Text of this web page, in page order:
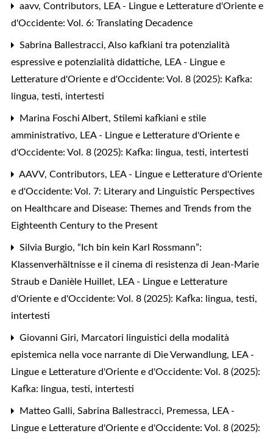
aavv, Contributors, LEA - Lingue e Letterature d'Oriente e
d'Occidente: Vol. 6: Translating Decadence
Sabrina Ballestracci, Also kafkiani tra potenzialità
espressive e potenzialità didattiche, LEA - Lingue e
Letterature d'Oriente e d'Occidente: Vol. 8 (2025): Kafka:
lingua, testi, intertesti
Marina Foschi Albert, Stilemi kafkiani e stile
amministrativo, LEA - Lingue e Letterature d'Oriente e
d'Occidente: Vol. 8 (2025): Kafka: lingua, testi, intertesti
AAVV, Contributors, LEA - Lingue e Letterature d'Oriente
e d'Occidente: Vol. 7: Literary and Linguistic Perspectives
on Healthcare and Disease: Themes and Trends from the
Eighteenth Century to the Present
Silvia Burgio, “Ich bin kein Karl Rossmann”:
Klassenverhältnisse e il cinema di resistenza di Jean-Marie
Straub e Danièle Huillet, LEA - Lingue e Letterature
d'Oriente e d'Occidente: Vol. 8 (2025): Kafka: lingua, testi,
intertesti
Giovanni Giri, Marcatori linguistici della modalità
epistemica nella voce narrante di Die Verwandlung, LEA -
Lingue e Letterature d'Oriente e d'Occidente: Vol. 8 (2025):
Kafka: lingua, testi, intertesti
Matteo Galli, Sabrina Ballestracci, Premessa, LEA -
Lingue e Letterature d'Oriente e d'Occidente: Vol. 8 (2025):